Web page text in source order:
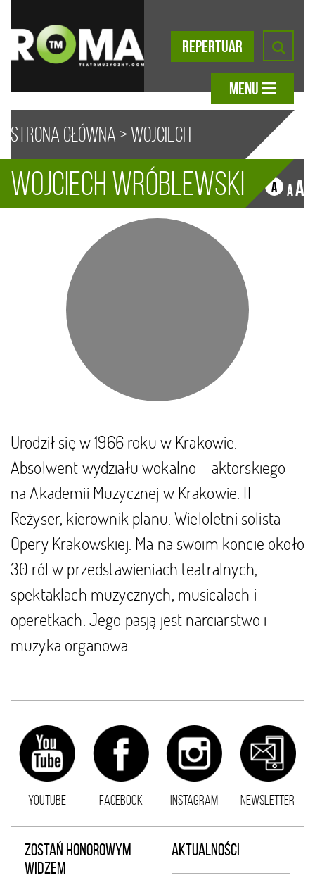
REPERTUAR
MENU
Strona główna > Wojciech
Wróblewski A AA
Wojciech Wróblewski
Urodził się w 1966 roku w Krakowie.
Absolwent wydziału wokalno – aktorskiego
na Akademii Muzycznej w Krakowie. II
Reżyser, kierownik planu. Wieloletni solista
Opery Krakowskiej. Ma na swoim koncie około
30 ról w przedstawieniach teatralnych,
spektaklach muzycznych, musicalach i
operetkach. Jego pasją jest narciarstwo i
muzyka organowa.
YOUTUBE FACEBOOK INSTAGRAM NEWSLETTER
ZOSTAŃ HONOROWYM
WIDZEM
AKTUALNOŚCI